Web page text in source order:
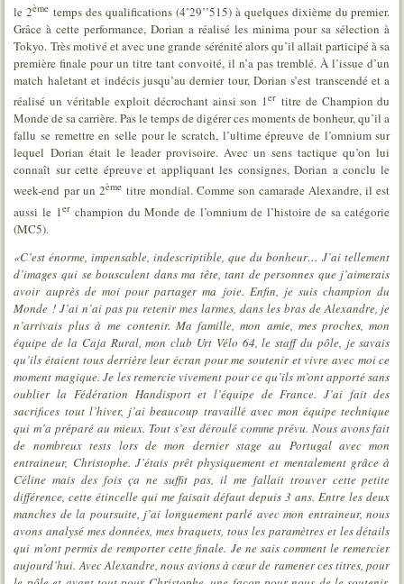
le 2ème temps des qualifications (4’29’’515) à quelques dixième du premier.
Grâce à cette performance, Dorian a réalisé les minima pour sa sélection à
Tokyo. Très motivé et avec une grande sérénité alors qu’il allait participé à sa
première finale pour un titre tant convoité, il n’a pas tremblé. À l’issue d’un
match haletant et indécis jusqu’au dernier tour, Dorian s’est transcendé et a
réalisé un véritable exploit décrochant ainsi son 1er titre de Champion du
Monde de sa carrière. Pas le temps de digérer ces moments de bonheur, qu’il a
fallu se remettre en selle pour le scratch, l’ultime épreuve de l’omnium sur
lequel Dorian était le leader provisoire. Avec un sens tactique qu’on lui
connaît sur cette épreuve et appliquant les consignes, Dorian a conclu le
week-end par un 2èmetitre mondial. Comme son camarade Alexandre, il est
aussi le 1erchampion du Monde de l’omnium de l’histoire de sa catégorie
(MC5).
«C’est énorme, impensable, indescriptible, que du bonheur… J’ai tellement
d’images qui se bousculent dans ma tête, tant de personnes que j’aimerais
avoir auprès de moi pour partager ma joie. Enfin, je suis champion du
Monde ! J’ai n’ai pas pu retenir mes larmes, dans les bras de Alexandre, je
n’arrivais plus àme contenir. Ma famille, mon amie, mes proches, mon
équipe de la Caja Rural, mon club Urt Vélo 64, le staff du pôle, je savais
qu’ils étaient tous derrière leur écran pour me soutenir et vivre avec moi ce
moment magique. Je les remercie vivement pour ce qu’ils m’ont apporté sans
oublier la Fédération Handisport et l’équipe de France. J’ai fait des
sacrifices tout l’hiver, j’ai beaucoup travaillé avec mon équipe technique
qui m’a préparé au mieux. Tout s’est déroulé comme prévu. Nous avons fait
de nombreux tests lors de mon dernier stage au Portugal avec mon
entraineur, Christophe. J’étais prêt physiquement et mentalement grâce à
Céline mais des fois ça ne suffit pas, il me fallait trouver cette petite
différence, cette étincelle qui me faisait défaut depuis 3 ans. Entre les deux
manches de la poursuite, j’ai longuement parlé avec mon entraineur, nous
avons analysé mes données, mes braquets, tous les paramètres et les détails
qui m’ont permis de remporter cette finale. Je ne sais comment le remercier
aujourd’hui. Avec Alexandre, nous avions à cœur de ramener ces titres, pour